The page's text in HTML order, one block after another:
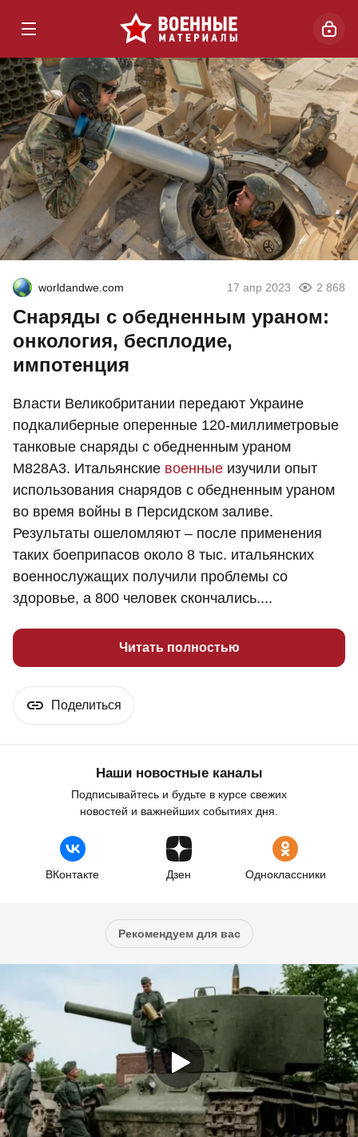
worldandwe.com 17 апр 2023 2 868
Снаряды с обедненным ураном:
онкология, бесплодие,
импотенция
Власти Великобритании передают Украине
подкалиберные оперенные 120-миллиметровые
танковые снаряды с обедненным ураном
М828А3. Итальянские военные изучили опыт
использования снарядов с обедненным ураном
во время войны в Персидском заливе.
Результаты ошеломляют – после применения
таких боеприпасов около 8 тыс. итальянских
военнослужащих получили проблемы со
здоровье, а 800 человек скончались....
Читать полностью
Поделиться
Наши новостные каналы
Подписывайтесь и будьте в курсе свежих
новостей и важнейших событиях дня.
ВКонтакте Дзен Одноклассники
Рекомендуем для вас